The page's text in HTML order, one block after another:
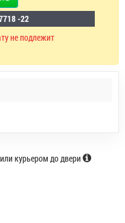
-22
не подлежит
курьером до двери